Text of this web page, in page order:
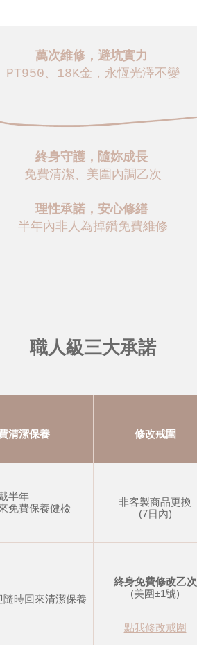
萬次維修，避坑實力
PT950、18K金，永恆光澤不變
終身守護，隨妳成長
免費清潔、美圍內調乙次
理性承諾，安心修繕
半年內非人為掉鑽免費維修
職人級三大承諾
清潔保養 修改戒圍
半年
免費保養健檢
非客製商品更換
(7日內)
時回來清潔保養
終身免費修改乙次
(美圍±1號)
點我修改戒圍